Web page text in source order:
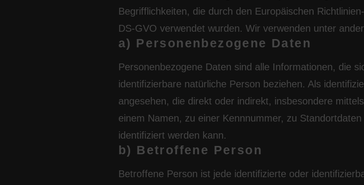
Begrifflichkeiten, die durch den Europäischen
DS-GVO verwendet wurden. Wir verwenden unter
a) Personenbezogene Daten
Personenbezogene Daten sind alle Informationen, die
identifizierbare natürliche Person beziehen. Als
angesehen, die direkt oder indirekt, insbesondere
einem Namen, zu einer Kennnummer, zu
identifiziert werden kann.
b) Betroffene Person
Betroffene Person ist jede identifizierte oder